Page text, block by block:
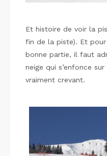
Et histoire de voir la
fin de la piste). Et
bonne partie, il faut
neige qui s’enfonce
vraiment crevant.